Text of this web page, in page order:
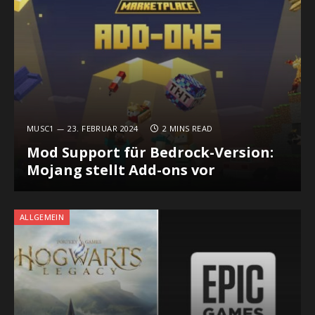
MUSC1 23. FEBRUAR 2024 2 MINS READ
Mod Support für Bedrock-Version:
Mojang stellt Add-ons vor
ALLGEMEIN